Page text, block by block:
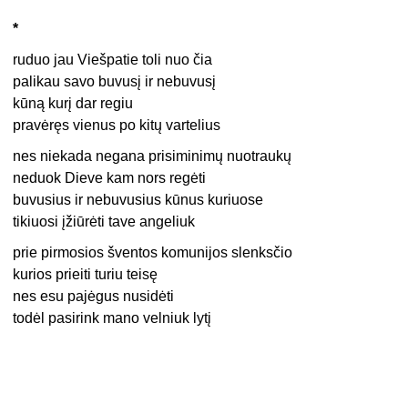
*
ruduo jau Viešpatie toli nuo čia
palikau savo buvusį ir nebuvusį
kūną kurį dar regiu
pravėręs vienus po kitų vartelius
nes niekada negana prisiminimų nuotraukų
neduok Dieve kam nors regėti
buvusius ir nebuvusius kūnus kuriuose
tikiuosi įžiūrėti tave angeliuk
prie pirmosios šventos komunijos slenksčio
kurios prieiti turiu teisę
nes esu pajėgus nusidėti
todėl pasirink mano velniuk lytį